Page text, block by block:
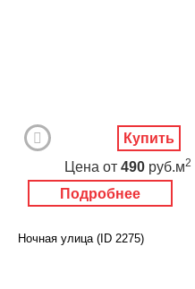
Подробнее
Цена от 490 руб.м2
Купить
Ночная улица (ID 2275)